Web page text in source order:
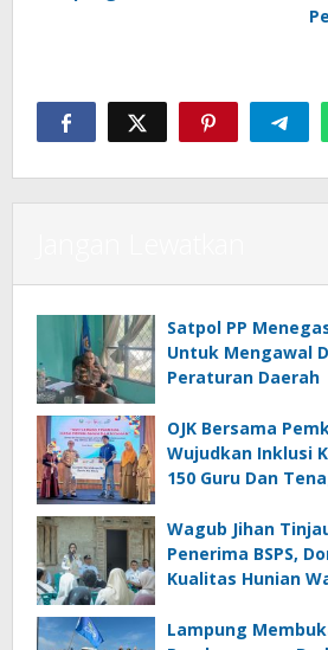
Satpol PP
Untuk Mengawal
Peraturan Daerah
OJK Bersama
Wujudkan Inklusi
150 Guru Dan
Wagub Jihan
Penerima BSPS,
Kualitas Hunian
Lampung